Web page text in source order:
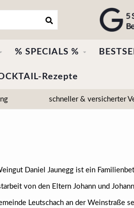
% SPECIALS %
Rezepte
schneller & versicherter
Daniel Jaunegg ist ein
von den Eltern Johann und
Leutschach an der Weinstraße